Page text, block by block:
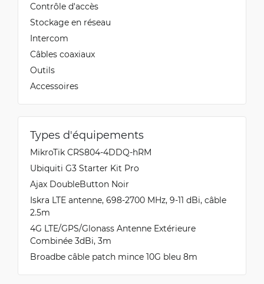
Contrôle d'accès
Stockage en réseau
Intercom
Câbles coaxiaux
Outils
Accessoires
Types d'équipements
MikroTik CRS804-4DDQ-hRM
Ubiquiti G3 Starter Kit Pro
Ajax DoubleButton Noir
Iskra LTE antenne, 698-2700 MHz, 9-11 dBi, câble
2.5m
4G LTE/GPS/Glonass Antenne Extérieure
Combinée 3dBi, 3m
Broadbe câble patch mince 10G bleu 8m